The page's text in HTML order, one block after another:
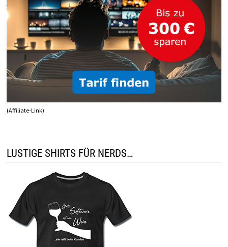
(Affiliate-Link)
LUSTIGE SHIRTS FÜR NERDS…